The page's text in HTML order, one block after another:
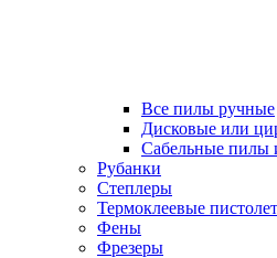
Все пилы ручные
Дисковые или
Сабельные пилы
Рубанки
Степлеры
Термоклеевые
Фены
Фрезеры